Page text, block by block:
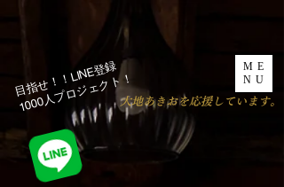
ME
NU
​大地あきおを応援しています。
目指せ！！LINE登録
1000人プロジェクト！​